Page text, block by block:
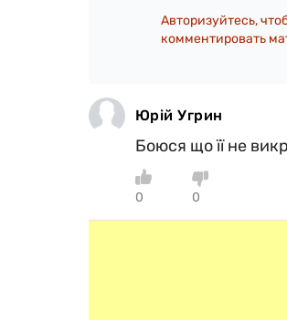
Авторизуйтесь,
комментировать
Юрій Угрин
Боюся що її не
0 0